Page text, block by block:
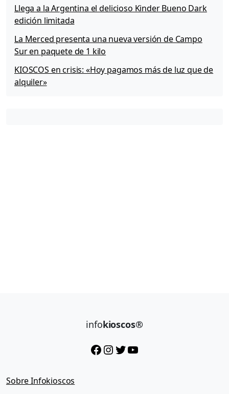
Llega a la Argentina el delicioso Kinder Bueno Dark
edición limitada
La Merced presenta una nueva versión de Campo
Sur en paquete de 1 kilo
KIOSCOS en crisis: «Hoy pagamos más de luz que de
alquiler»
infokioscos®
Facebook InstagramTwitter YouTube
Sobre Infokioscos